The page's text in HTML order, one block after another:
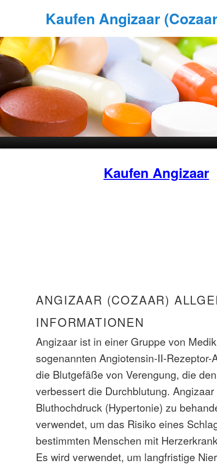
Kaufen Angizaar
Kaufen Angizaar
ANGIZAAR (COZAAR)
INFORMATIONEN
Angizaar ist in einer Gruppe von
sogenannten Angiotensin-II-
die Blutgefäße von Verengung, die
verbessert die Durchblutung.
Bluthochdruck (Hypertonie) zu
verwendet, um das Risiko eines
bestimmten Menschen mit
Es wird verwendet, um langfristige